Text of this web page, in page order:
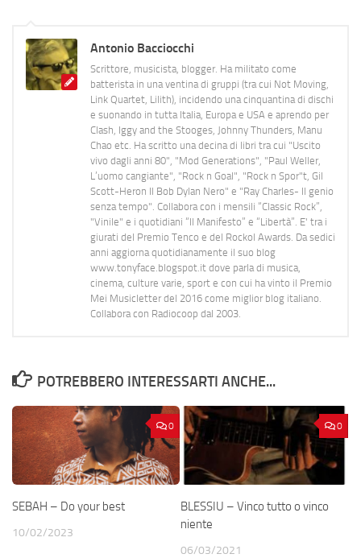
Antonio Bacciocchi
Scrittore, musicista, blogger. Ha militato come
batterista in una ventina di gruppi (tra cui Not Moving,
Link Quartet, Lilith), incidendo una cinquantina di dischi
e suonando in tutta Italia, Europa e USA e aprendo per
Clash, Iggy and the Stooges, Johnny Thunders, Manu
Chao etc. Ha scritto una decina di libri tra cui "Uscito
vivo dagli anni 80", "Mod Generations", "Paul Weller,
L’uomo cangiante", "Rock n Goal", "Rock n Spor"t, Gil
Scott-Heron Il Bob Dylan Nero" e "Ray Charles- Il genio
senza tempo". Collabora con i mensili “Classic Rock”,
"Vinile" e i quotidiani “Il Manifesto” e “Libertà”. E' tra i
giurati del Premio Tenco e del Rockol Awards. Da sedici
anni aggiorna quotidianamente il suo blog
www.tonyface.blogspot.it dove parla di musica,
cinema, culture varie, sport e con cui ha vinto il Premio
Mei Musicletter del 2016 come miglior blog italiano.
Collabora con Radiocoop dal 2003.
POTREBBERO INTERESSARTI ANCHE...
0
SEBAH – Do your best
10/02/2023
0
BLESSIU – Vinco tutto o vinco
niente
06/03/2021